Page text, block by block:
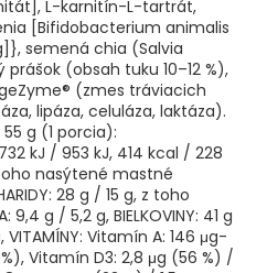
L-karnitín-L-tartrát,
[Bifidobacterium animalis
semená chia (Salvia
prášok (obsah tuku 10–12 %),
(zmes tráviacich
lipáza, celuláza, laktáza).
g (1 porcia):
kJ / 953 kJ, 414 kcal / 228
nasýtené mastné
28 g / 15 g, z toho
9,4 g / 5,2 g, BIELKOVINY: 41 g
VITAMÍNY: Vitamín A: 146 μg-
%), Vitamín D3: 2,8 μg (56 %) /